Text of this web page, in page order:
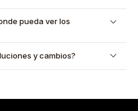
pueda ver los
y cambios?